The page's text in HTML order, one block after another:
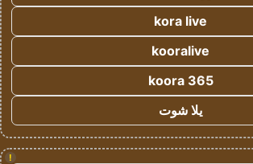
kora live
kooralive
koora 365
يلا شوت
!